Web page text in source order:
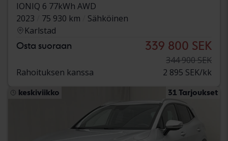
IONIQ 6 77kWh AWD
2023
75 930 km
Sähköinen
Karlstad
Osta suoraan 339 800 SEK
344 900 SEK
Rahoituksen kanssa
2 895 SEK/kk
keskiviikko 31 Tarjoukset